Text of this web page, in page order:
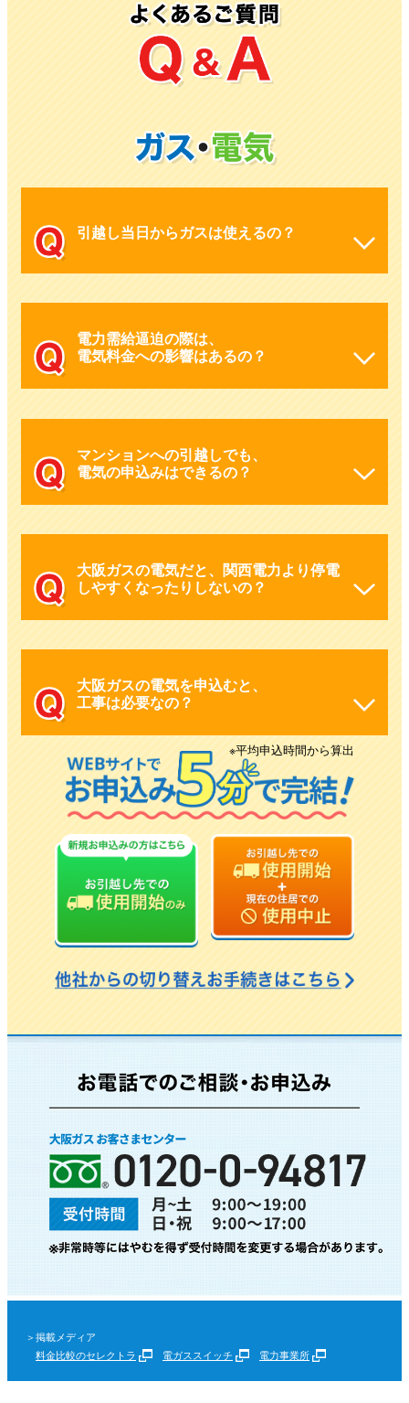
引越し当日からガスは使えるの？
電力需給逼迫の際は、
電気料金への影響はあるの？
マンションへの引越しでも、
電気の申込みはできるの？
大阪ガスの電気だと、関西電力より停電
しやすくなったりしないの？
大阪ガスの電気を申込むと、
工事は必要なの？
※平均申込時間から算出
＞掲載メディア
料金比較のセレクトラ
電ガススイッチ 電力事業所